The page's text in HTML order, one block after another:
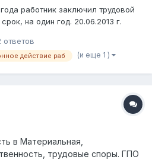
года работник заключил трудовой
на один год. 20.06.2013 г.
в связи с истечением его
отработал последний рабочий
ответов
действие раб (и еще 1 )
в Материальная,
трудовые споры. ГПО